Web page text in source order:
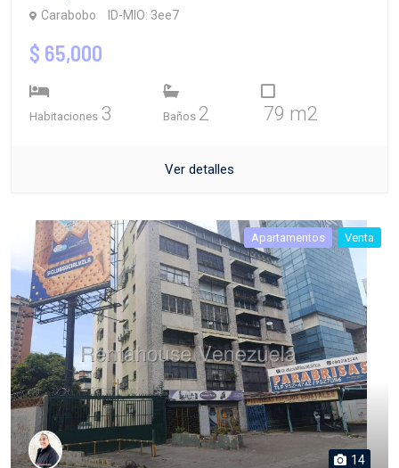
Carabobo ID-MIO: 3ee7
$ 65,000
Habitaciones 3 Baños 2 79 m2
Ver detalles
Apartamentos Venta
14